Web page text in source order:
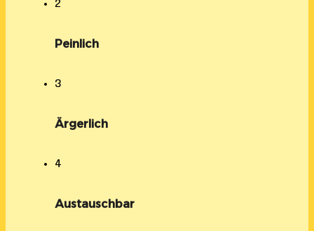
2
Peinlich
3
Ärgerlich
4
Austauschbar